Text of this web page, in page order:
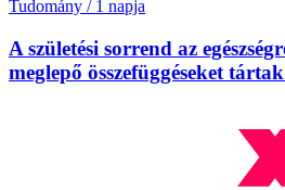
Tudomány / 1 napja
A születési sorrend az
meglepő összefüggéseket